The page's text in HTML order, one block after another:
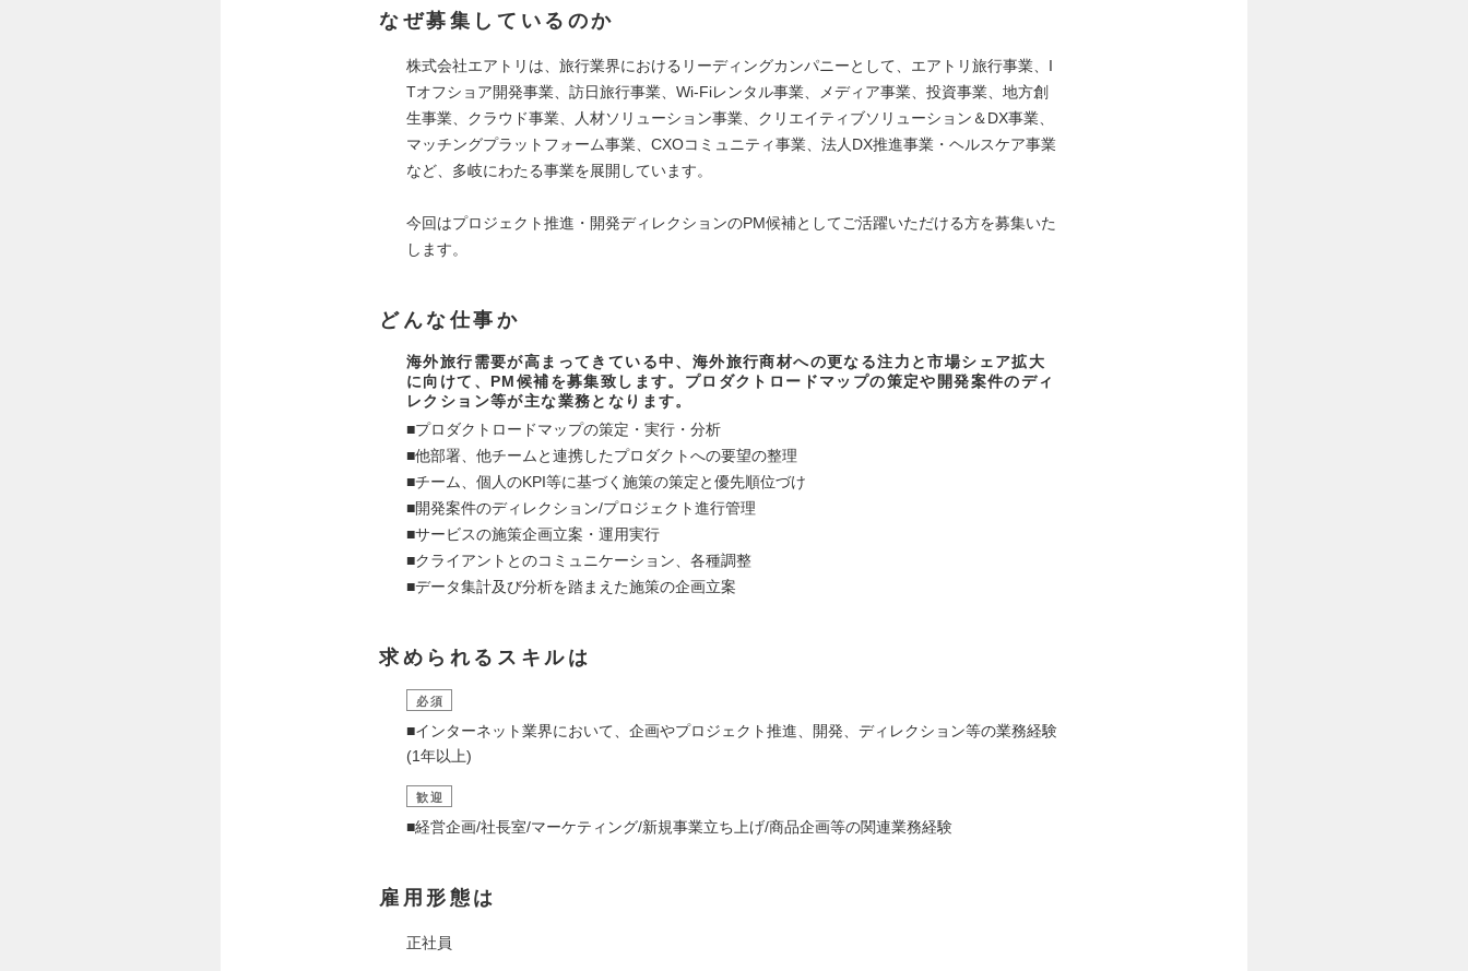
なぜ募集しているのか
株式会社エアトリは、旅行業界におけるリーディングカンパニーとして、エアトリ旅行事業、I
Tオフショア開発事業、訪日旅行事業、Wi-Fiレンタル事業、メディア事業、投資事業、地方創
生事業、クラウド事業、人材ソリューション事業、クリエイティブソリューション＆DX事業、
マッチングプラットフォーム事業、CXOコミュニティ事業、法人DX推進事業・ヘルスケア事業
など、多岐にわたる事業を展開しています。
今回はプロジェクト推進・開発ディレクションのPM候補としてご活躍いただける方を募集いた
します。
どんな仕事か
海外旅行需要が高まってきている中、海外旅行商材への更なる注力と市場シェア拡大
に向けて、PM候補を募集致します。プロダクトロードマップの策定や開発案件のディ
レクション等が主な業務となります。
■プロダクトロードマップの策定・実行・分析
■他部署、他チームと連携したプロダクトへの要望の整理
■チーム、個人のKPI等に基づく施策の策定と優先順位づけ
■開発案件のディレクション/プロジェクト進行管理
■サービスの施策企画立案・運用実行
■クライアントとのコミュニケーション、各種調整
■データ集計及び分析を踏まえた施策の企画立案
求められるスキルは
必須
■インターネット業界において、企画やプロジェクト推進、開発、ディレクション等の業務経験
(1年以上)
歓迎
■経営企画/社長室/マーケティング/新規事業立ち上げ/商品企画等の関連業務経験
雇用形態は
正社員